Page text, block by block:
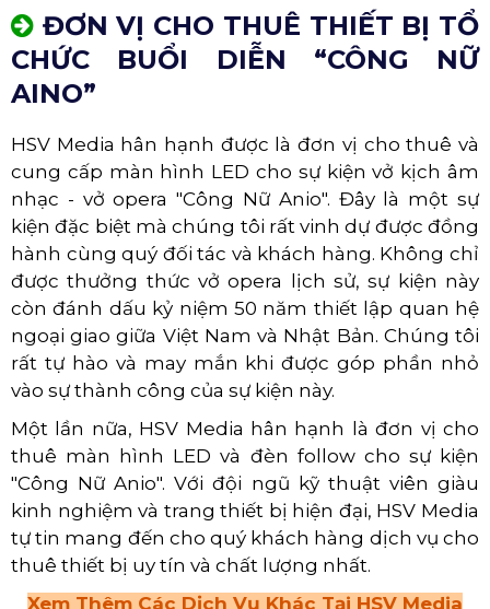
ĐƠN VỊ CHO THUÊ THIẾT BỊ TỔ
CHỨC BUỔI DIỄN “CÔNG NỮ
AINO”
HSV Media hân hạnh được là đơn vị cho thuê và
cung cấp màn hình LED cho sự kiện vở kịch âm
nhạc - vở opera "Công Nữ Anio". Đây là một sự
kiện đặc biệt mà chúng tôi rất vinh dự được đồng
hành cùng quý đối tác và khách hàng. Không chỉ
được thưởng thức vở opera lịch sử, sự kiện này
còn đánh dấu kỷ niệm 50 năm thiết lập quan hệ
ngoại giao giữa Việt Nam và Nhật Bản. Chúng tôi
rất tự hào và may mắn khi được góp phần nhỏ
vào sự thành công của sự kiện này.
Một lần nữa, HSV Media hân hạnh là đơn vị cho
thuê màn hình LED và đèn follow cho sự kiện
"Công Nữ Anio". Với đội ngũ kỹ thuật viên giàu
kinh nghiệm và trang thiết bị hiện đại, HSV Media
tự tin mang đến cho quý khách hàng dịch vụ cho
thuê thiết bị uy tín và chất lượng nhất.
Xem Thêm Các Dịch Vụ Khác Tại HSV Media